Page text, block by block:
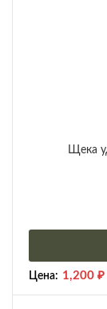
Щека
Цена: 1,200 ₽